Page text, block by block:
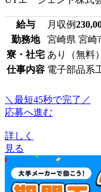
給与 月収例
勤務地
宮崎県 宮崎
寮・社宅 あり（無料）
仕事内容 電子部品系
＼最短45秒で完了／
応募へ進む
詳しく
見る